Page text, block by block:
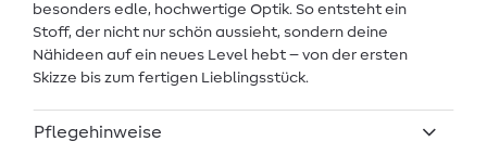
besonders edle, hochwertige Optik. So entsteht ein
Stoff, der nicht nur schön aussieht, sondern deine
Nähideen auf ein neues Level hebt – von der ersten
Skizze bis zum fertigen Lieblingsstück.
Pflegehinweise